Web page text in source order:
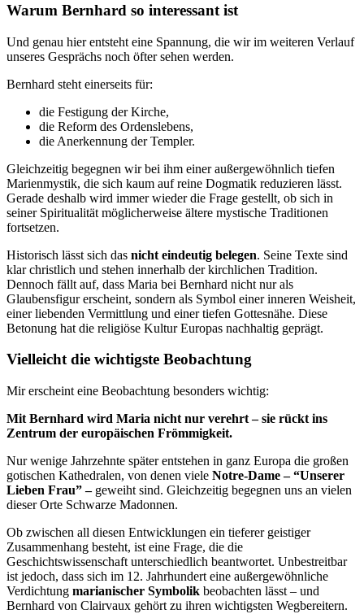
Warum Bernhard so interessant ist
Und genau hier entsteht eine Spannung, die wir im weiteren Verlauf
unseres Gesprächs noch öfter sehen werden.
Bernhard steht einerseits für:
die Festigung der Kirche,
die Reform des Ordenslebens,
die Anerkennung der Templer.
Gleichzeitig begegnen wir bei ihm einer außergewöhnlich tiefen
Marienmystik, die sich kaum auf reine Dogmatik reduzieren lässt.
Gerade deshalb wird immer wieder die Frage gestellt, ob sich in
seiner Spiritualität möglicherweise ältere mystische Traditionen
fortsetzen.
Historisch lässt sich das nicht eindeutig belegen. Seine Texte sind
klar christlich und stehen innerhalb der kirchlichen Tradition.
Dennoch fällt auf, dass Maria bei Bernhard nicht nur als
Glaubensfigur erscheint, sondern als Symbol einer inneren Weisheit,
einer liebenden Vermittlung und einer tiefen Gottesnähe. Diese
Betonung hat die religiöse Kultur Europas nachhaltig geprägt.
Vielleicht die wichtigste Beobachtung
Mir erscheint eine Beobachtung besonders wichtig:
Mit Bernhard wird Maria nicht nur verehrt – sie rückt ins
Zentrum der europäischen Frömmigkeit.
Nur wenige Jahrzehnte später entstehen in ganz Europa die großen
gotischen Kathedralen, von denen viele Notre-Dame – “Unserer
Lieben Frau” –geweiht sind. Gleichzeitig begegnen uns an vielen
dieser Orte Schwarze Madonnen.
Ob zwischen all diesen Entwicklungen ein tieferer geistiger
Zusammenhang besteht, ist eine Frage, die die
Geschichtswissenschaft unterschiedlich beantwortet. Unbestreitbar
ist jedoch, dass sich im 12. Jahrhundert eine außergewöhnliche
Verdichtung marianischer Symbolik beobachten lässt – und
Bernhard von Clairvaux gehört zu ihren wichtigsten Wegbereitern.